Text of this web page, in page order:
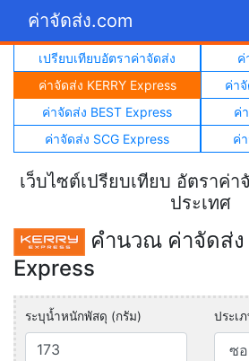
ค่าจัดส่ง.com
เปรียบเทียบอัตราค่าจัดส่ง
ค่
ค่าจัดส่ง KERRY Express
ค่า
ค่าจัดส่ง BEST Express
ค่
ค่าจัดส่ง SCG Express
ค่
เว็บไซต์เปรียบเทียบ อัตราค่
ประเทศ
คำนวณ ค่าจัดส่ง
Express
ระบุน้ำหนักพัสดุ (กรัม) ประเ